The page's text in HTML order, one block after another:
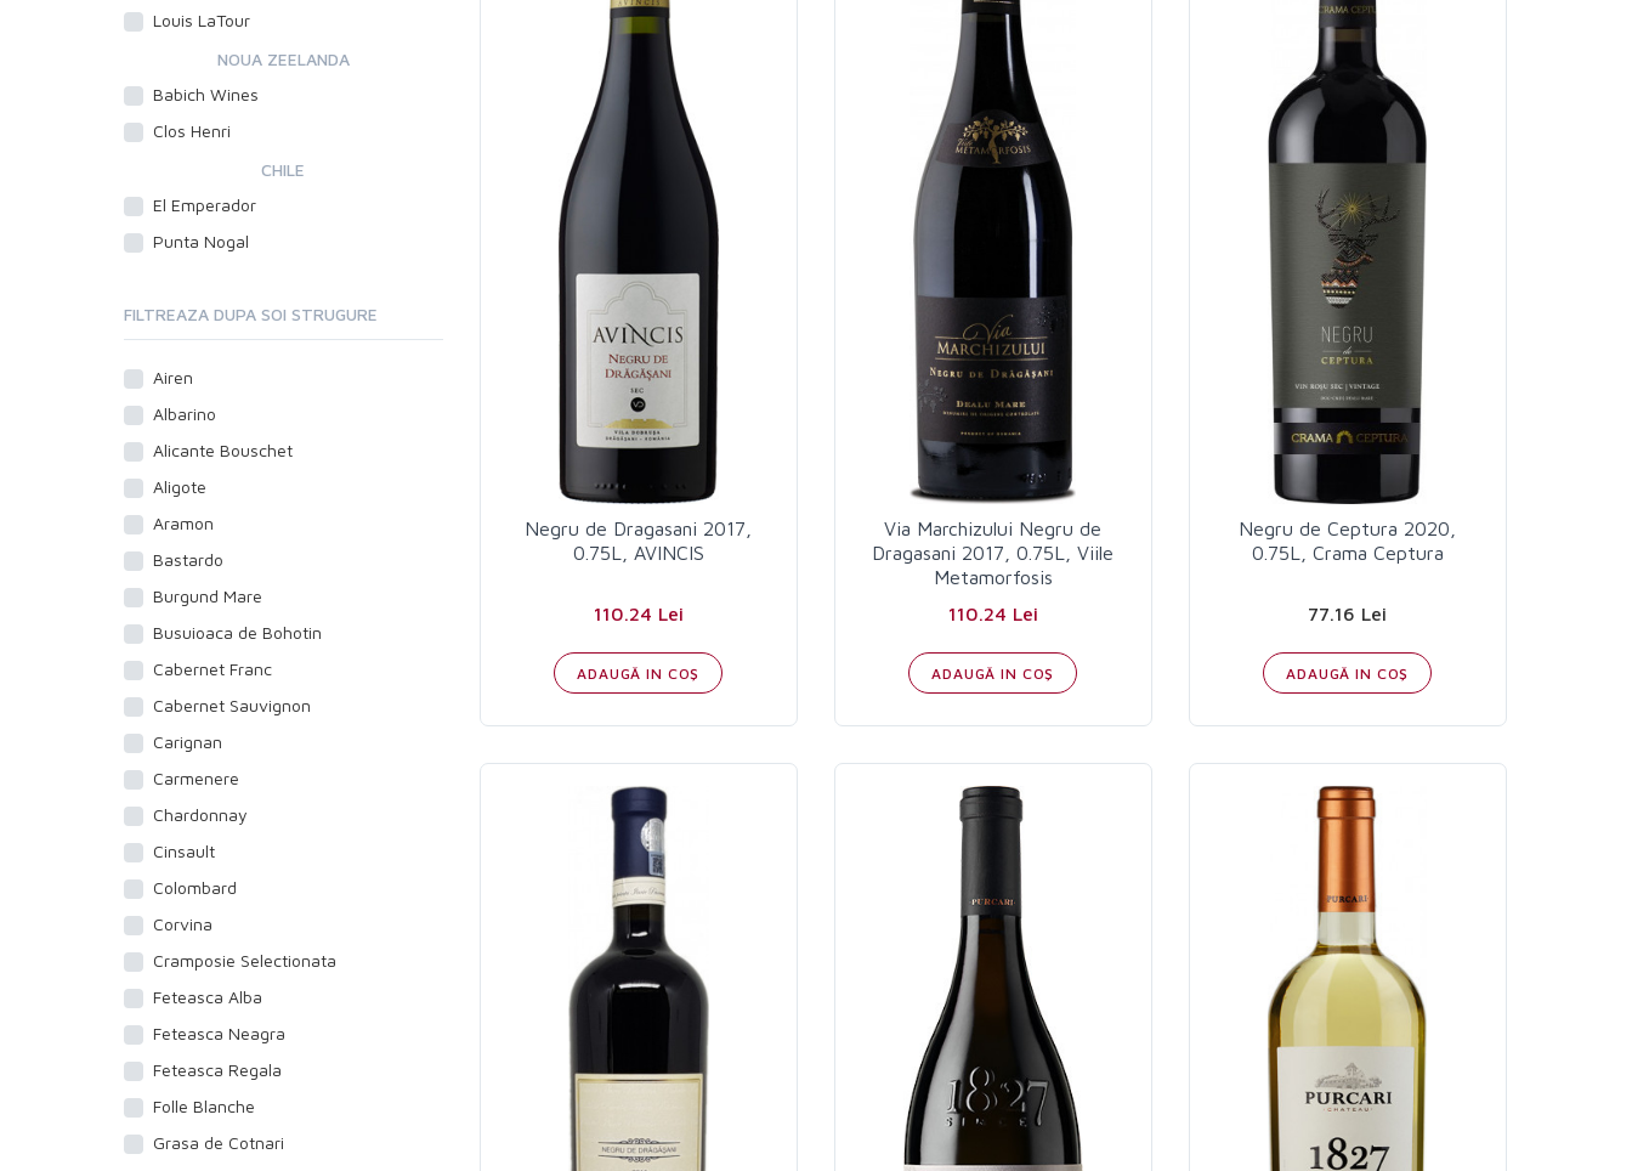
Negru de Dragasani 2017,
0.75L, AVINCIS
110.24 Lei
ADAUGĂ IN COŞ
Via Marchizului Negru de
Dragasani 2017, 0.75L, Viile
Metamorfosis
110.24 Lei
ADAUGĂ IN COŞ
Negru de Ceptura 2020,
0.75L, Crama Ceptura
77.16 Lei
ADAUGĂ IN COŞ
Louis LaTour
NOUA ZEELANDA
Babich Wines
Clos Henri
CHILE
El Emperador
Punta Nogal
FILTREAZA DUPA SOI STRUGURE
Airen
Albarino
Alicante Bouschet
Aligote
Aramon
Bastardo
Burgund Mare
Busuioaca de Bohotin
Cabernet Franc
Cabernet Sauvignon
Carignan
Carmenere
Chardonnay
Cinsault
Colombard
Corvina
Cramposie Selectionata
Feteasca Alba
Feteasca Neagra
Feteasca Regala
Folle Blanche
Grasa de Cotnari